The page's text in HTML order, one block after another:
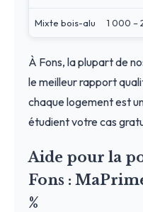
Mixte bois-alu 1 000 –
À Fons, la plupart de
le meilleur rapport
chaque logement est
étudient votre cas
Aide pour la
Fons :
%